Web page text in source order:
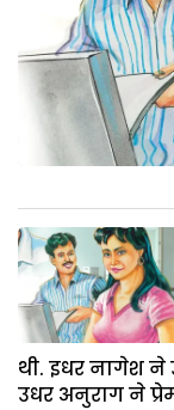
थी. इधर नागेश ने
उधर अनुराग ने